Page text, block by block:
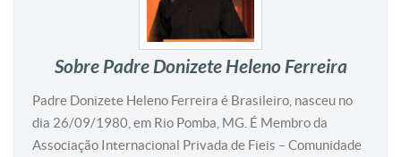
Sobre Padre Donizete Heleno Ferreira
Padre Donizete Heleno Ferreira é Brasileiro, nasceu no
dia 26/09/1980, em Rio Pomba, MG. É Membro da
Associação Internacional Privada de Fieis – Comunidade